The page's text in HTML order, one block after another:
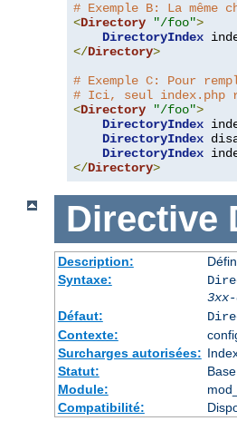
# Exemple B: La
<Directory "/foo">
DirectoryIndex
</Directory>
# Exemple C: Pour
# Ici, seul index.php
<Directory "/foo">
DirectoryIndex
DirectoryIndex
DirectoryIndex
</Directory>
Directive
Description:
Syntaxe:
3xx-
Défaut:
Contexte:
Surcharges autorisées:
Statut:
Base
Module:
Compatibilité: